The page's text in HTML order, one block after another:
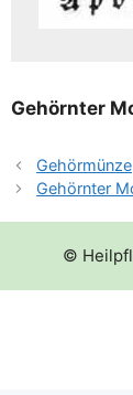
Gehörn­ter
Gehörmünze
Gehörnter
©